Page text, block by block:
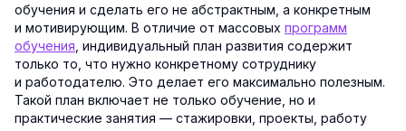
обучения и сделать его не абстрактным, а конкретным
и мотивирующим. В отличие от массовых программ
обучения , индивидуальный план развития содержит
только то, что нужно конкретному сотруднику
и работодателю. Это делает его максимально полезным.
Такой план включает не только обучение, но и
практические занятия — стажировки, проекты, работу